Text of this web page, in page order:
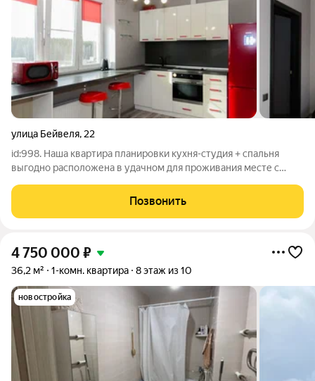
улица Бейвеля, 22
id:998. Наша квартира планировки кухня-студия + спальня
выгодно расположена в удачном для проживания месте с
комфортности «Александровский», который уже давно
положительно себя зарекомендовал. Сам
Позвонить
4 750 000 ₽
36,2 м² 1-комн. квартира 8 этаж из 10
новостройка